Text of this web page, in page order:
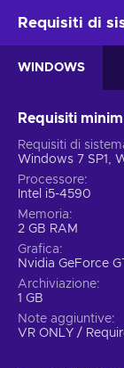
Requisiti di
WINDOWS
Requisiti
Requisiti di
Windows 7 SP1,
Processore
Intel i5-4590
Memoria
2 GB RAM
Grafica
Nvidia GeForce
Archiviazione
1 GB
Note aggiuntive
VR ONLY /